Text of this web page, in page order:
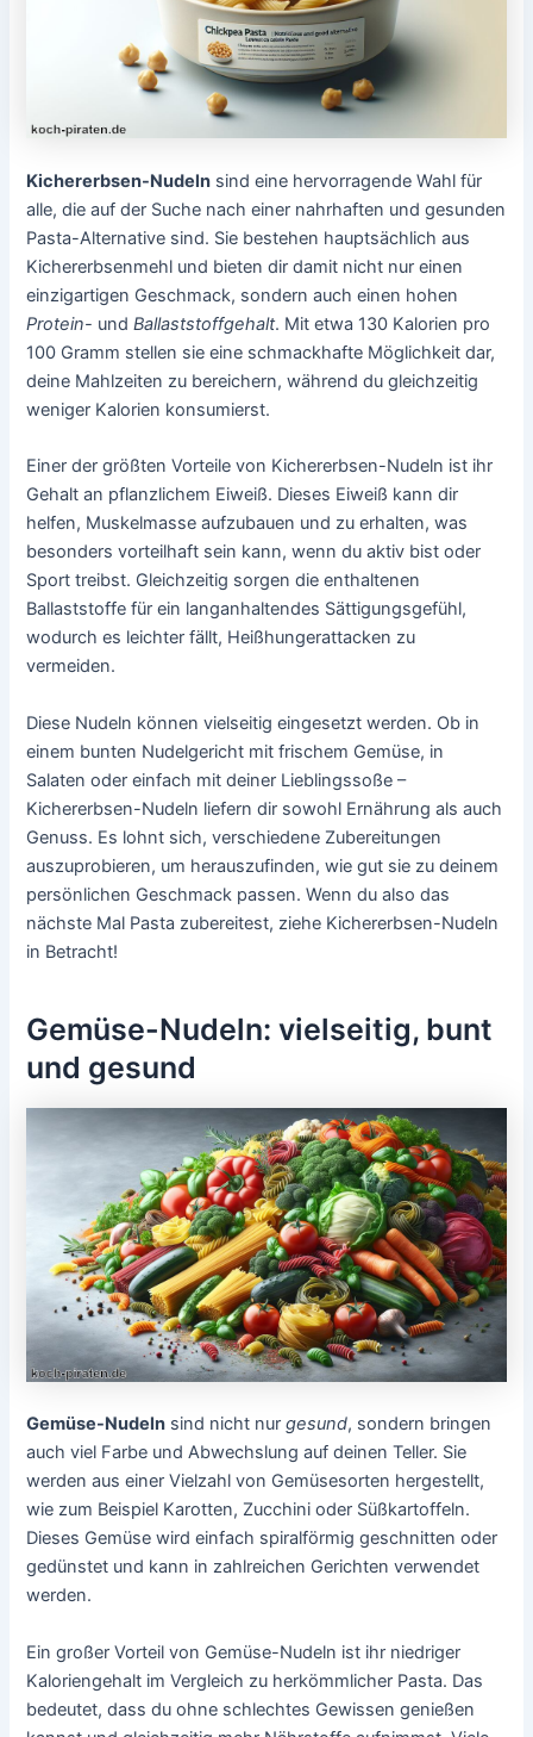
Kichererbsen-Nudeln sind eine hervorragende Wahl für
alle, die auf der Suche nach einer nahrhaften und gesunden
Pasta-Alternative sind. Sie bestehen hauptsächlich aus
Kichererbsenmehl und bieten dir damit nicht nur einen
einzigartigen Geschmack, sondern auch einen hohen
Protein- undBallaststoffgehalt. Mit etwa 130 Kalorien pro
100 Gramm stellen sie eine schmackhafte Möglichkeit dar,
deine Mahlzeiten zu bereichern, während du gleichzeitig
weniger Kalorien konsumierst.
Einer der größten Vorteile von Kichererbsen-Nudeln ist ihr
Gehalt an pflanzlichem Eiweiß. Dieses Eiweiß kann dir
helfen, Muskelmasse aufzubauen und zu erhalten, was
besonders vorteilhaft sein kann, wenn du aktiv bist oder
Sport treibst. Gleichzeitig sorgen die enthaltenen
Ballaststoffe für ein langanhaltendes Sättigungsgefühl,
wodurch es leichter fällt, Heißhungerattacken zu
vermeiden.
Diese Nudeln können vielseitig eingesetzt werden. Ob in
einem bunten Nudelgericht mit frischem Gemüse, in
Salaten oder einfach mit deiner Lieblingssoße –
Kichererbsen-Nudeln liefern dir sowohl Ernährung als auch
Genuss. Es lohnt sich, verschiedene Zubereitungen
auszuprobieren, um herauszufinden, wie gut sie zu deinem
persönlichen Geschmack passen. Wenn du also das
nächste Mal Pasta zubereitest, ziehe Kichererbsen-Nudeln
in Betracht!
Gemüse-Nudeln: vielseitig, bunt
und gesund
Gemüse-Nudeln sind nicht nurgesund, sondern bringen
auch viel Farbe und Abwechslung auf deinen Teller. Sie
werden aus einer Vielzahl von Gemüsesorten hergestellt,
wie zum Beispiel Karotten, Zucchini oder Süßkartoffeln.
Dieses Gemüse wird einfach spiralförmig geschnitten oder
gedünstet und kann in zahlreichen Gerichten verwendet
werden.
Ein großer Vorteil von Gemüse-Nudeln ist ihr niedriger
Kaloriengehalt im Vergleich zu herkömmlicher Pasta. Das
bedeutet, dass du ohne schlechtes Gewissen genießen